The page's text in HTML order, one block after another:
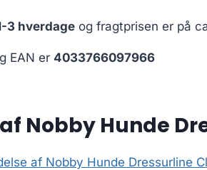
3 hverdage og fragtprisen er på
EAN er 4033766097966
Nobby Hunde
af Nobby Hunde Dressurline